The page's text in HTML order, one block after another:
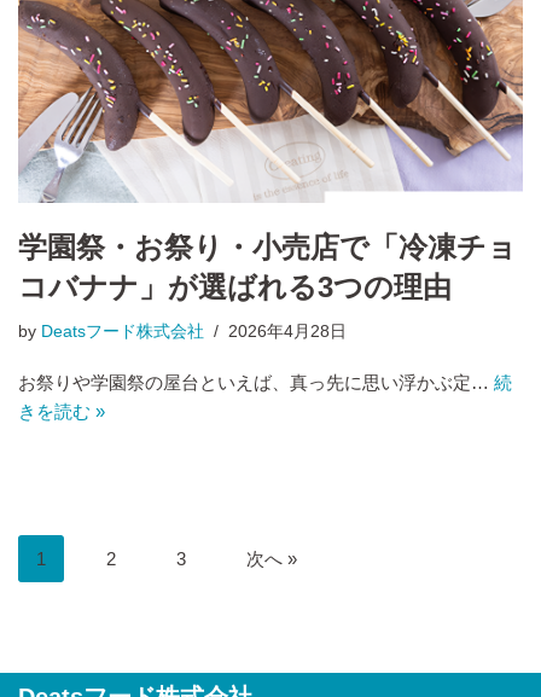
学園祭・お祭り・小売店で「冷凍チョ
コバナナ」が選ばれる3つの理由
by Deatsフード株式会社 2026年4月28日
お祭りや学園祭の屋台といえば、真っ先に思い浮かぶ定… 続
きを読む »
1 2 3 次へ »